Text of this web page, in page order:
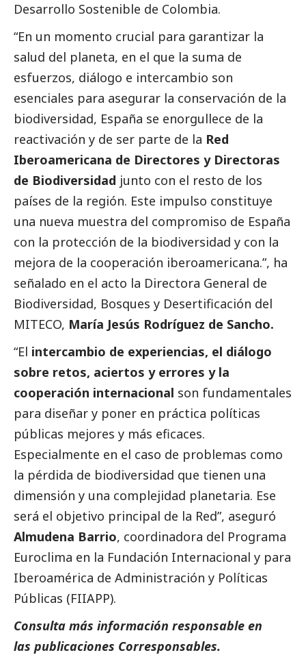
Desarrollo Sostenible de Colombia.
“En un momento crucial para garantizar la
salud del planeta, en el que la suma de
esfuerzos, diálogo e intercambio son
esenciales para asegurar la conservación de la
biodiversidad, España se enorgullece de la
reactivación y de ser parte de la Red
Iberoamericana de Directores y Directoras
de Biodiversidad junto con el resto de los
países de la región. Este impulso constituye
una nueva muestra del compromiso de España
con la protección de la biodiversidad y con la
mejora de la cooperación iberoamericana.”, ha
señalado en el acto la Directora General de
Biodiversidad, Bosques y Desertificación del
MITECO, María Jesús Rodríguez de Sancho.
“El intercambio de experiencias, el diálogo
sobre retos, aciertos y errores y la
cooperación internacional son fundamentales
para diseñar y poner en práctica políticas
públicas mejores y más eficaces.
Especialmente en el caso de problemas como
la pérdida de biodiversidad que tienen una
dimensión y una complejidad planetaria. Ese
será el objetivo principal de la Red”, aseguró
Almudena Barrio, coordinadora del Programa
Euroclima en la Fundación Internacional y para
Iberoamérica de Administración y Políticas
Públicas (FIIAPP).
Consulta más información responsable en
las publicaciones Corresponsables.